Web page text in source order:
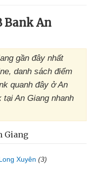
Bank An
gần đây nhất
danh sách điểm
quanh đây ở An
An Giang nhanh
Giang
Xuyên (3)